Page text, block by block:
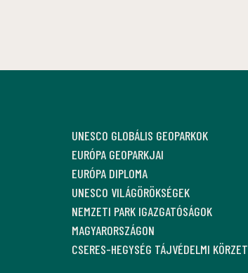
UNESCO GLOBÁLIS GEOPARKOK
EURÓPA GEOPARKJAI
EURÓPA DIPLOMA
UNESCO VILÁGÖRÖKSÉGEK
NEMZETI PARK IGAZGATÓSÁGOK
MAGYARORSZÁGON
CSERES-HEGYSÉG TÁJVÉDELMI KÖRZET